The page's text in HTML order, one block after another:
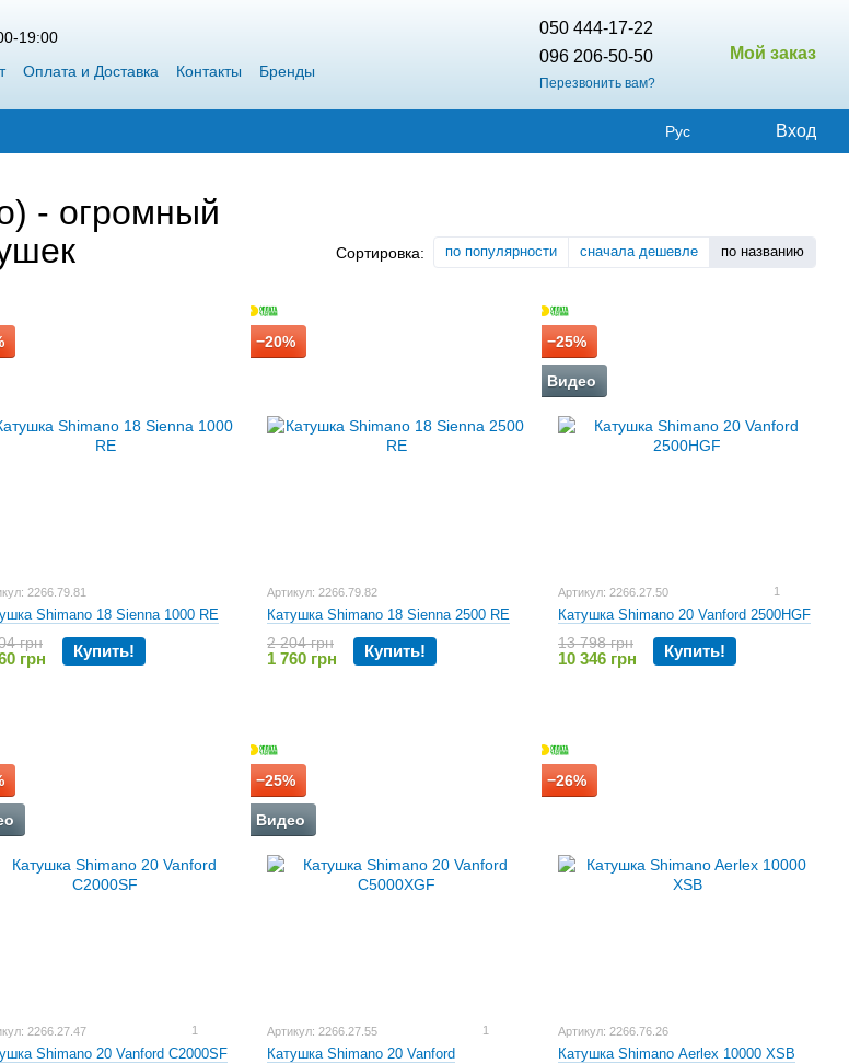
19:00
Оплата и Доставка Контакты
Бренды
050 444-17-22
096 206-50-50
Перезвонить вам?
Мой заказ
Рус Вход
- огромный
Сортировка: по популярности сначала дешевле по названию
2266.79.81
Shimano 18 Sienna 1000 RE
грн
грн Купить!
−20%
Артикул: 2266.79.82
Катушка Shimano 18 Sienna 2500 RE
2 204 грн
1 760 грн Купить!
−25%
Видео
Артикул: 2266.27.50 1
Катушка Shimano 20 Vanford 2500HGF
13 798 грн
10 346 грн Купить!
2266.27.47 1
Shimano 20 Vanford C2000SF
−25%
Видео
Артикул: 2266.27.55 1
Катушка Shimano 20 Vanford
−26%
Артикул: 2266.76.26
Катушка Shimano Aerlex 10000 XSB